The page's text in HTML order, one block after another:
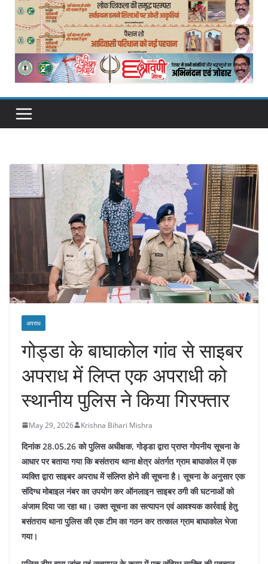
अपराध
गोड्डा के बाघाकोल गांव से साइबर
अपराध में लिप्त एक अपराधी को
स्थानीय पुलिस ने किया गिरफ्तार
May 29, 2026 Krishna Bihari Mishra
दिनांक 28.05.26 को पुलिस अधीक्षक, गोड्डा द्वारा प्राप्त गोपनीय सूचना के
आधार पर बताया गया कि बसंतराय थाना क्षेत्र अंतर्गत ग्राम बाघाकोल में एक
व्यक्ति द्वारा साइबर अपराध में संलिप्त होने की सूचना है। सूचना के अनुसार एक
संदिग्ध मोबाइल नंबर का उपयोग कर ऑनलाइन साइबर ठगी की घटनाओं को
अंजाम दिया जा रहा था। उक्त सूचना का सत्यापन एवं आवश्यक कार्रवाई हेतु
बसंतराय थाना पुलिस की एक टीम का गठन कर तत्काल ग्राम बाघाकोल भेजा
गया।